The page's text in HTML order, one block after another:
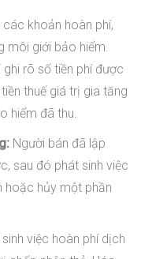
khoản hoàn phí,
môi giới bảo hiểm.
ghi rõ số tiền phí được
thuế giá trị gia tăng
hiểm đã thu.
Người bán đã lập
sau đó phát sinh việc
hoặc hủy một phần
việc hoàn phí dịch